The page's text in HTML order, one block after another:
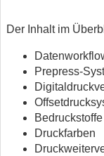
Der Inhalt im
Prepress-
Druckfarben